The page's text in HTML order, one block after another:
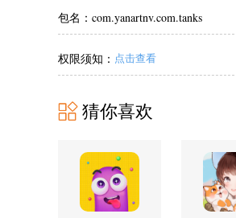
包名：com.yanartnv.com.tanks
权限须知： 点击查看
猜你喜欢